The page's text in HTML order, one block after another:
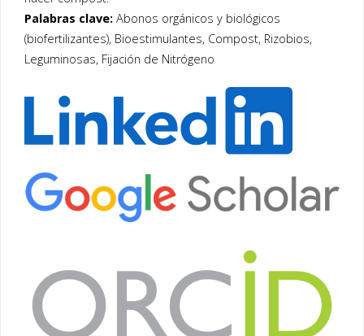
Palabras clave:Abonos orgánicos y biológicos
(biofertilizantes), Bioestimulantes, Compost, Rizobios,
Leguminosas, Fijación de Nitrógeno